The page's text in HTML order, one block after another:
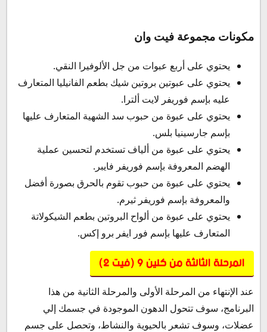
مكونات مجموعة فيت وان
يحتوي على أربع عبوات من جل الألوفيرا النقي.
يحتوي على عبوتين بروتين شيك بطعم الفانيليا المتعارف
عليه بإسم فوريفر لايت ألترا.
يحتوي على عبوة من حبوب سد الشهية المتعارف عليها
بإسم جارسينيا بلس.
يحتوي على عبوة من ألياف تستخدم لتحسين عملية
الهضم المعروفة بإسم فوريفر فايبر.
يحتوي على عبوة من حبوب تقوم بالحرق بصورة أفضل
والمعروفة بإسم فوريفر ثيرم.
يحتوي على عبوة من ألواح البروتين بطعم الشيكولاتة
المتعارف عليها بإسم فور ايفر برو إكس.
المرحلة الثالثة من كلين 9 (فيت 2)
عند الإنتهاء من المرحلة الأولى والمرحلة الثانية من هذا
البرنامج، سوف تتحول الدهون الموجودة في جسمك إلي
عضلات، وسوف تشعر بالحيوية والنشاط، وتحصل على جسم